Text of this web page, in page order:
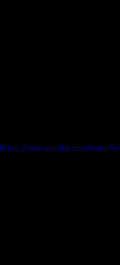
https://www.youtube.com/